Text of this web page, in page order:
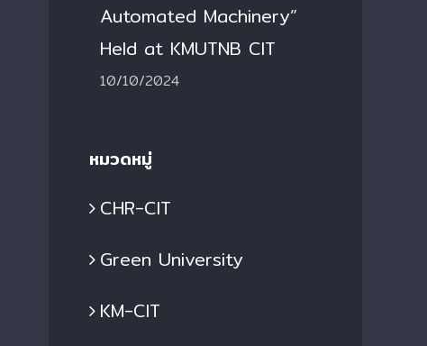
Automated Machinery”
Held at KMUTNB CIT
10/10/2024
หมวดหมู่
CHR-CIT
Green University
KM-CIT